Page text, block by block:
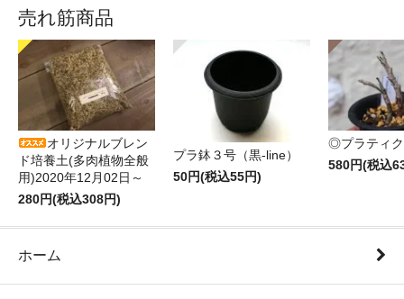
売れ筋商品
オリジナルブレン
ド培養土(多肉植物全般
用)2020年12月02日～
280円(税込308円)
プラ鉢３号（黒-line）
50円(税込55円)
◎プラティ
580円(税込
ホーム